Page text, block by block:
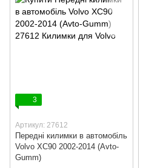
3
Артикул: 27612
Передні килимки в автомобіль
Volvo XC90 2002-2014 (Avto-
Gumm)